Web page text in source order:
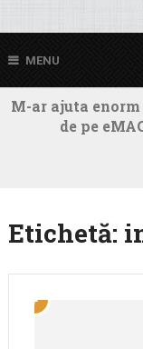
MENU
M-ar ajuta
de pe
Etichetă: